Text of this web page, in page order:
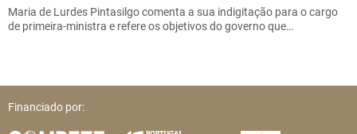
Maria de Lurdes Pintasilgo comenta a sua indigitação para o cargo
de primeira-ministra e refere os objetivos do governo que…
Financiado por: